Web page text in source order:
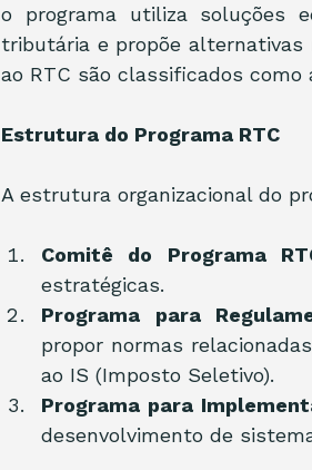
o programa utiliza soluções
tributária e propõe alternativas
ao RTC são classificados
Estrutura do Programa RTC
A estrutura organizacional do
Comitê do Programa
estratégicas.
Programa para
propor normas
ao IS (Imposto Seletivo).
Programa para
desenvolvimento de